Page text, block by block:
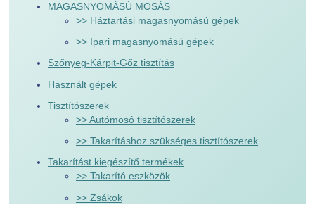
MAGASNYOMÁSÚ MOSÁS
>> Háztartási magasnyomású gépek
>> Ipari magasnyomású gépek
Szőnyeg-Kárpit-Gőz tisztítás
Használt gépek
Tisztítószerek
>> Autómosó tisztítószerek
>> Takarításhoz szükséges tisztítószerek
Takarítást kiegészítő termékek
>> Takarító eszközök
>> Zsákok